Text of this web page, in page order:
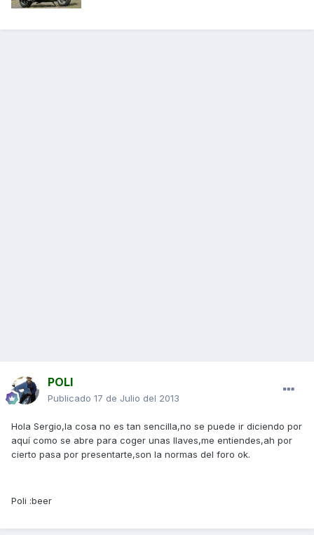
POLI
Publicado 17 de Julio del 2013
Hola Sergio,la cosa no es tan sencilla,no se puede ir diciendo por
aquí como se abre para coger unas llaves,me entiendes,ah por
cierto pasa por presentarte,son la normas del foro ok.
Poli :beer